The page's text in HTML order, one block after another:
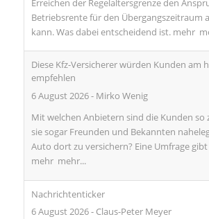
Erreichen der Regelaltersgrenze den
Betriebsrente für den Übergangszeitraum
kann. Was dabei entscheidend ist. mehr
Diese Kfz-Versicherer würden Kunden am
empfehlen
6 August 2026- Mirko Wenig
Mit welchen Anbietern sind die Kunden so
sie sogar Freunden und Bekannten
Auto dort zu versichern? Eine Umfrage
mehr mehr...
Nachrichtenticker
6 August 2026- Claus-Peter Meyer